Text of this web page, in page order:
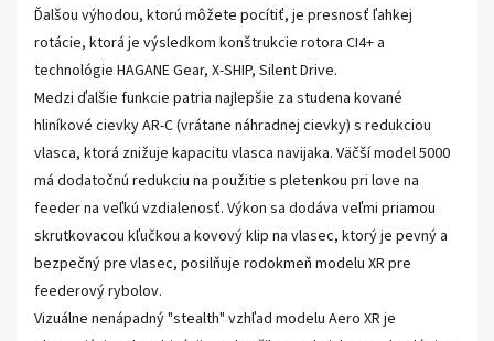
Ďalšou výhodou, ktorú môžete pocítiť, je presnosť ľahkej
rotácie, ktorá je výsledkom konštrukcie rotora CI4+ a
technológie HAGANE Gear, X-SHIP, Silent Drive.
Medzi ďalšie funkcie patria najlepšie za studena kované
hliníkové cievky AR-C (vrátane náhradnej cievky) s redukciou
vlasca, ktorá znižuje kapacitu vlasca navijaka. Väčší model 5000
má dodatočnú redukciu na použitie s pletenkou pri love na
feeder na veľkú vzdialenosť. Výkon sa dodáva veľmi priamou
skrutkovacou kľučkou a kovový klip na vlasec, ktorý je pevný a
bezpečný pre vlasec, posilňuje rodokmeň modelu XR pre
feederový rybolov.
Vizuálne nenápadný "stealth" vzhľad modelu Aero XR je